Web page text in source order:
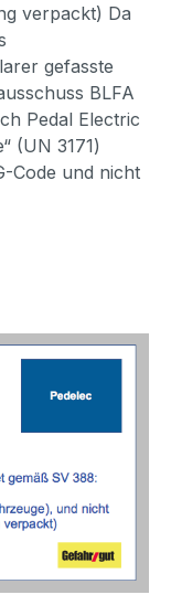
verpackt) Da
gefasste
BLFA
Pedal Electric
(UN 3171)
Code und nicht